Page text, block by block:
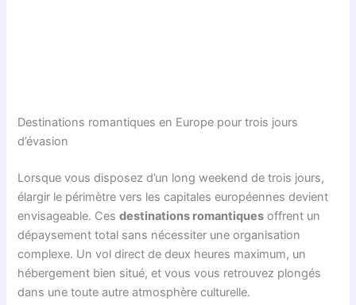
Destinations romantiques en Europe pour trois jours
d’évasion
Lorsque vous disposez d’un long weekend de trois jours,
élargir le périmètre vers les capitales européennes devient
envisageable. Cesdestinations romantiques offrent un
dépaysement total sans nécessiter une organisation
complexe. Un vol direct de deux heures maximum, un
hébergement bien situé, et vous vous retrouvez plongés
dans une toute autre atmosphère culturelle.